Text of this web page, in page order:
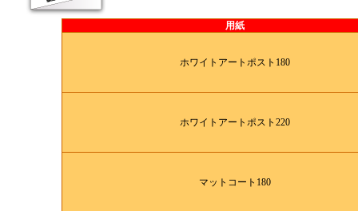
用紙
ホワイトアートポスト180
ホワイトアートポスト220
マットコート180